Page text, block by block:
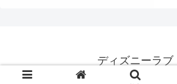
ディズニーラブ
© 2022 ディズニーラブ.